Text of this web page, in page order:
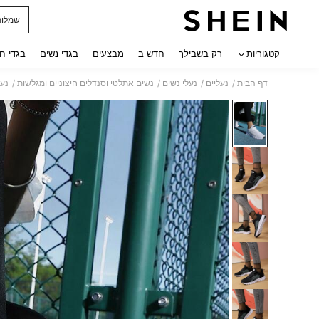
קטגוריות רק בשבילך חדש ב מבצעים בגדי נשים בגדי
דף הבית / נעליים / נעלי נשים / נשים אתלטי וסנדלים חיצוניים ומגלשות /